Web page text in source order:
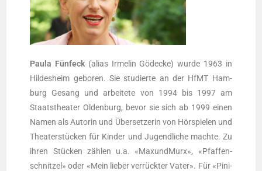
Pau­la Fünfeck (ali­as Irmelin Gödecke) wur­de 1963 in
Hil­des­heim gebo­ren. Sie stu­dier­te an der HfMT Ham­
burg Gesang und arbei­te­te von 1994 bis 1997 am
Staats­thea­ter Olden­burg, bevor sie sich ab 1999 einen
Namen als Autorin und Übersetzerin von Hörspielen und
Theaterstücken für Kin­der und Jugend­li­che mach­te. Zu
ihren Stücken zählen u.a. «Maxund­Murx», «Pfaf­fen­
schnit­zel» oder «Mein lie­ber verrückter Vater». Für «Pini­